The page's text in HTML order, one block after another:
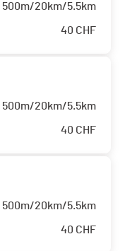
500m/20km/5.5km
40 CHF
500m/20km/5.5km
40 CHF
500m/20km/5.5km
40 CHF